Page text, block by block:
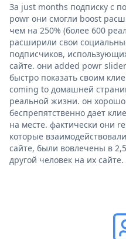
За just months подписку с
powr они смогли boost
чем на 250% (более 600
расширили свои
подписчиков,
сайте. они added powr
быстро показать своим
coming to домашней
реальной жизни. он
беспрепятственно дает
на месте. фактически они
которые
сайте, были вовлечены в
другой человек на их сайте.